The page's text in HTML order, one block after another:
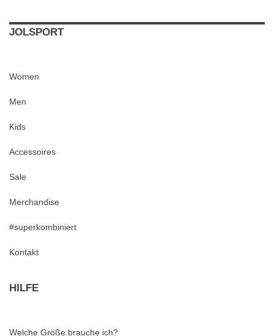
JOLSPORT
Women
Men
Kids
Accessoires
Sale
Merchandise
#superkombiniert
Kontakt
HILFE
Welche Größe brauche ich?